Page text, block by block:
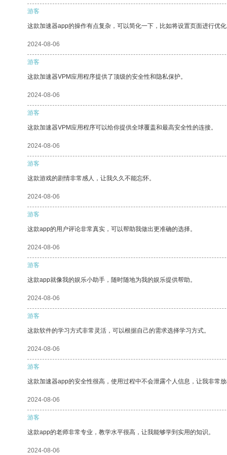
游客
这款加速器app的操作有点复杂，可以简化一下，比如将设置页面进行优
2024-08-06
游客
这款加速器VPM应用程序提供了顶级的安全性和隐私保护。
2024-08-06
游客
这款加速器VPM应用程序可以给你提供全球覆盖和最高安全性的连接。
2024-08-06
游客
这款游戏的剧情非常感人，让我久久不能忘怀。
2024-08-06
游客
这款app的用户评论非常真实，可以帮助我做出更准确的选择。
2024-08-06
游客
这款app就像我的娱乐小助手，随时随地为我的娱乐提供帮助。
2024-08-06
游客
这款软件的学习方式非常灵活，可以根据自己的需求选择学习方式。
2024-08-06
游客
这款加速器app的安全性很高，使用过程中不会泄露个人信息，让我非常
2024-08-06
游客
这款app的老师非常专业，教学水平很高，让我能够学到实用的知识。
2024-08-06